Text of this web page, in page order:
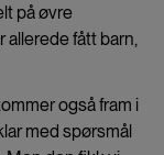
på øvre
allerede fått barn,
også fram i
med spørsmål